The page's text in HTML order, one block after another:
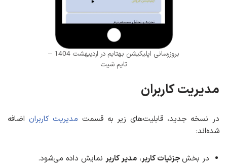
بروزرسانی اپلیکیشن بهتایم در اردیبهشت 1404 –
تایم شیت
مدیریت کاربران
در نسخه جدید، قابلیت‌های زیر به قسمت مدیریت کاربران اضافه
شده‌اند:
در بخشجزئیات کاربر، مدیر کاربر نمایش داده می‌شود.